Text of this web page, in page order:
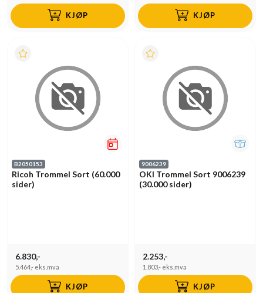
KJØP KJØP
B2050153
Ricoh Trommel Sort (60.000
sider)
6.830,-
5.464,- eks.mva
KJØP
9006239
OKI Trommel Sort 9006239
(30.000 sider)
2.253,-
1.803,- eks.mva
KJØP